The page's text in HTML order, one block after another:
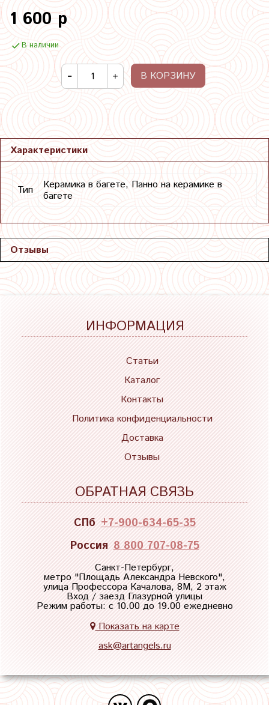
1 600 р
В наличии
В КОРЗИНУ
Характеристики
Тип
Керамика в багете, Панно на керамике в
багете
Отзывы
ИНФОРМАЦИЯ
Статьи
Каталог
Контакты
Политика конфиденциальности
Доставка
Отзывы
ОБРАТНАЯ СВЯЗЬ
СПб +7-900-634-65-35
Россия 8 800 707-08-75
Санкт-Петербург,
метро "Площадь Александра Невского",
улица Профессора Качалова, 8М, 2 этаж
Вход / заезд Глазурной улицы
Режим работы: с 10.00 до 19.00 ежедневно
Показать на карте
ask@artangels.ru